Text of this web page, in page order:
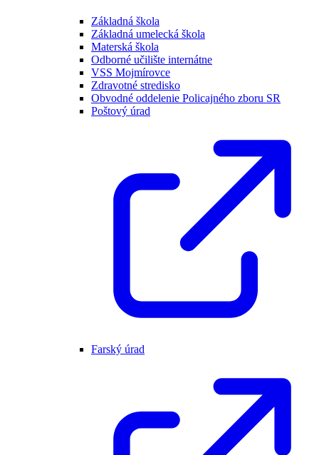
Základná škola
Základná umelecká škola
Materská škola
Odborné učilište internátne
VSS Mojmírovce
Zdravotné stredisko
Obvodné oddelenie Policajného zboru SR
Poštový úrad
Farský úrad